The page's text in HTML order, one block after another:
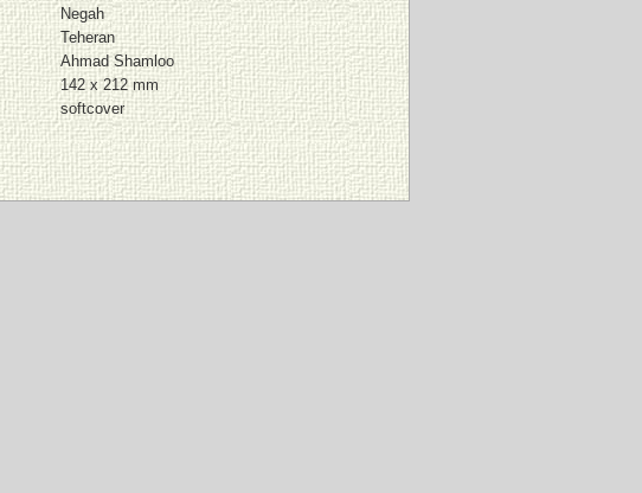
Negah
Teheran
Ahmad Shamloo
142 x 212 mm
softcover